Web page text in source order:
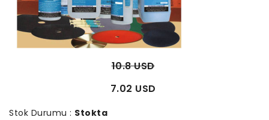
10.8 USD
7.02 USD
Stok Durumu : Stokta